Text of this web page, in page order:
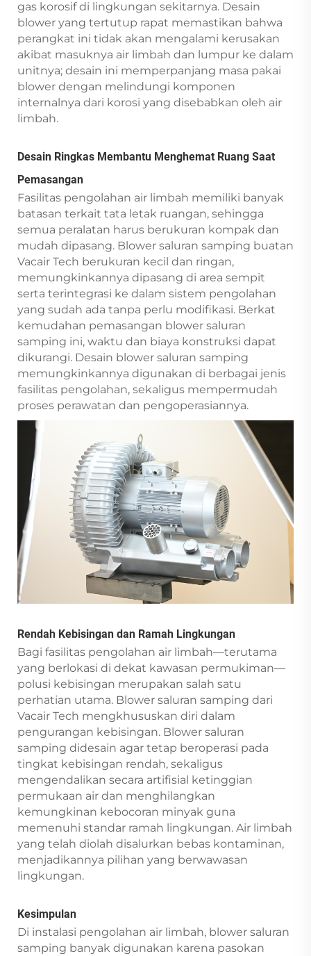
gas korosif di lingkungan sekitarnya. Desain
blower yang tertutup rapat memastikan bahwa
perangkat ini tidak akan mengalami kerusakan
akibat masuknya air limbah dan lumpur ke dalam
unitnya; desain ini memperpanjang masa pakai
blower dengan melindungi komponen
internalnya dari korosi yang disebabkan oleh air
limbah.
Desain Ringkas Membantu Menghemat Ruang Saat
Pemasangan
Fasilitas pengolahan air limbah memiliki banyak
batasan terkait tata letak ruangan, sehingga
semua peralatan harus berukuran kompak dan
mudah dipasang. Blower saluran samping buatan
Vacair Tech berukuran kecil dan ringan,
memungkinkannya dipasang di area sempit
serta terintegrasi ke dalam sistem pengolahan
yang sudah ada tanpa perlu modifikasi. Berkat
kemudahan pemasangan blower saluran
samping ini, waktu dan biaya konstruksi dapat
dikurangi. Desain blower saluran samping
memungkinkannya digunakan di berbagai jenis
fasilitas pengolahan, sekaligus mempermudah
proses perawatan dan pengoperasiannya.
Rendah Kebisingan dan Ramah Lingkungan
Bagi fasilitas pengolahan air limbah—terutama
yang berlokasi di dekat kawasan permukiman—
polusi kebisingan merupakan salah satu
perhatian utama. Blower saluran samping dari
Vacair Tech mengkhususkan diri dalam
pengurangan kebisingan. Blower saluran
samping didesain agar tetap beroperasi pada
tingkat kebisingan rendah, sekaligus
mengendalikan secara artifisial ketinggian
permukaan air dan menghilangkan
kemungkinan kebocoran minyak guna
memenuhi standar ramah lingkungan. Air limbah
yang telah diolah disalurkan bebas kontaminan,
menjadikannya pilihan yang berwawasan
lingkungan.
Kesimpulan
Di instalasi pengolahan air limbah, blower saluran
samping banyak digunakan karena pasokan